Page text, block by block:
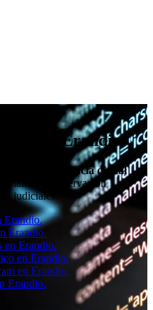
en Erandio
con
evidencia digital
análisis y preservación
judiciales.
Erandio.
Erandio.
en Erandio.
en Erandio.
en Erandio.
Erandio.